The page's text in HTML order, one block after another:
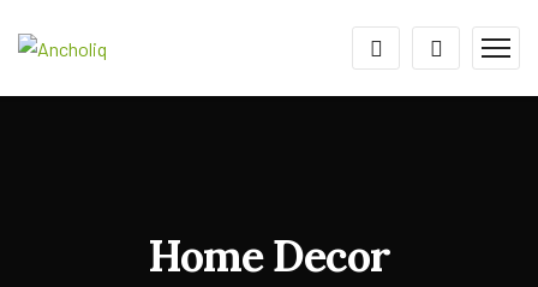
Home Decor